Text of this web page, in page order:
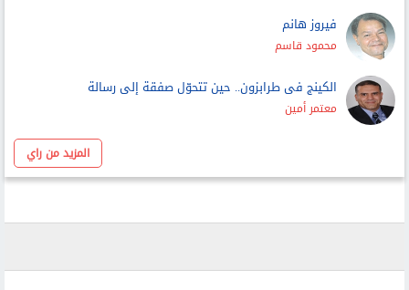
فيروز هانم
محمود قاسم
الكينج فى طرابزون.. حين تتحوّل صفقة إلى رسالة
معتمر أمين
المزيد من راي